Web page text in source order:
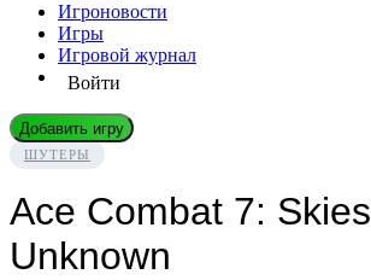
Игроновости
Игры
Игровой журнал
Войти
Добавить игру
ШУТЕРЫ
Ace Combat 7: Skies
Unknown